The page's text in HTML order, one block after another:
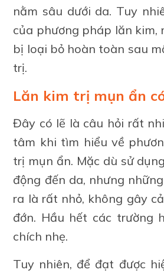
nằm sâu dưới da. Tuy
của phương pháp lăn kim,
bị loại bỏ hoàn toàn sau
trị.
Lăn kim trị mụn ẩn
Đây có lẽ là câu hỏi rất
tâm khi tìm hiểu về
trị mụn ẩn. Mặc dù sử
động đến da, nhưng
ra là rất nhỏ, không gây
đớn. Hầu hết các trường
chích nhẹ.
Tuy nhiên, để đạt được